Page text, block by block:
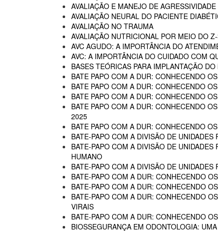
AVALIAÇÃO E MANEJO DE
AVALIAÇÃO NEURAL DO PACIENTE
AVALIAÇÃO NO TRAUMA
AVALIAÇÃO NUTRICIONAL POR MEIO DO
AVC AGUDO: A IMPORTÂNCIA DO
AVC: A IMPORTÂNCIA DO CUIDADO COM
BASES TEÓRICAS PARA IMPLANTAÇÃO
BATE PAPO COM A DUR: CONHECENDO
BATE PAPO COM A DUR: CONHECENDO
BATE PAPO COM A DUR: CONHECENDO
BATE PAPO COM A DUR: CONHECENDO
2025
BATE PAPO COM A DUR: CONHECENDO
BATE-PAPO COM A DIVISÃO DE
BATE-PAPO COM A DIVISÃO DE
HUMANO
BATE-PAPO COM A DIVISÃO DE
BATE-PAPO COM A DUR: CONHECENDO
BATE-PAPO COM A DUR: CONHECENDO
BATE-PAPO COM A DUR: CONHECENDO
VIRAIS
BATE-PAPO COM A DUR: CONHECENDO
BIOSSEGURANÇA EM ODONTOLOGIA: